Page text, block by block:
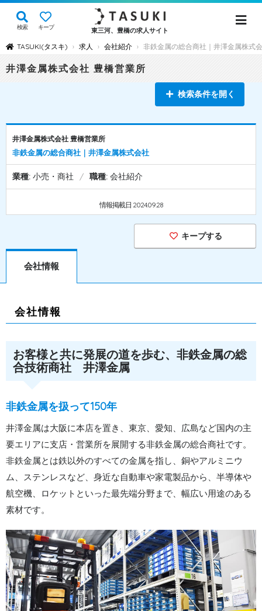
検索 キープ 東三河、豊橋の求人サイト
TASUKI(タスキ) › 求人 › 会社紹介 › 非鉄金属の総合商社｜井澤金属株式
井澤金属株式会社 豊橋営業所
検索条件を開く
井澤金属株式会社 豊橋営業所
非鉄金属の総合商社｜井澤金属株式会社
業種: 小売・商社 / 職種: 会社紹介
情報掲載日 2024.09.28
キープする
会社情報
会社情報
お客様と共に発展の道を歩む、非鉄金属の総
合技術商社 井澤金属
非鉄金属を扱って150年
井澤金属は大阪に本店を置き、東京、愛知、広島など国内の主
要エリアに支店・営業所を展開する非鉄金属の総合商社です。
非鉄金属とは鉄以外のすべての金属を指し、銅やアルミニウ
ム、ステンレスなど、身近な自動車や家電製品から、半導体や
航空機、ロケットといった最先端分野まで、幅広い用途のある
素材です。